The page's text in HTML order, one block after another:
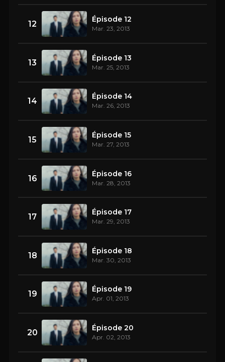
12 Épisode 12
Mar. 23, 2013
13 Épisode 13
Mar. 25, 2013
14 Épisode 14
Mar. 26, 2013
15 Épisode 15
Mar. 27, 2013
16 Épisode 16
Mar. 28, 2013
17 Épisode 17
Mar. 29, 2013
18 Épisode 18
Mar. 30, 2013
19 Épisode 19
Apr. 01, 2013
20 Épisode 20
Apr. 02, 2013